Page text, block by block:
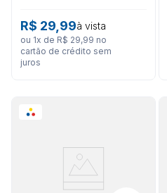
Moderno
R$ 29,99à vista
ou 1x de R$ 29,99 no
cartão de crédito sem
juros